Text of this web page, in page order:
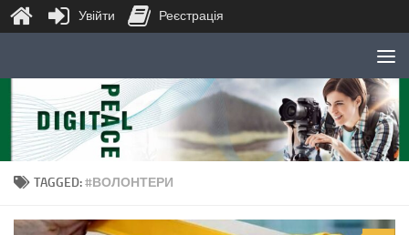
Skip to content
TAGGED:#ВОЛОНТЕРИ
Увійти Реєстрація